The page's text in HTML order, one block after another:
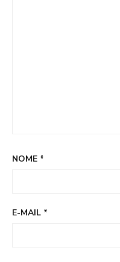
NOME *
E-MAIL *